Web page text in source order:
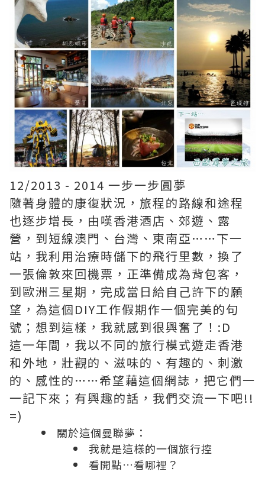
12/2013 - 2014 一步一步圓夢
隨著身體的康復狀況，旅程的路線和途程
也逐步增長，由嘆香港酒店、郊遊、露
營，到短線澳門、台灣、東南亞……下一
站，我利用治療時儲下的飛行里數，換了
一張倫敦來回機票，正準備成為背包客，
到歐洲三星期，完成當日給自己許下的願
望，為這個DIY工作假期作一個完美的句
號；想到這樣，我就感到很興奮了！:D
這一年間，我以不同的旅行模式遊走香港
和外地，壯觀的、滋味的、有趣的、刺激
的、感性的……希望藉這個網誌，把它們一
一記下來；有興趣的話，我們交流一下吧!!
=)
關於這個曼聯夢：
我就是這樣的一個旅行控
看開點…看哪裡？